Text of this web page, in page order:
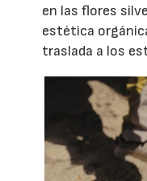
en las flores
estética
traslada a los